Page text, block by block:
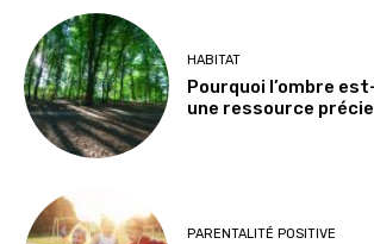
HABITAT
Pourquoi l’ombre
une ressource
PARENTALITÉ POSITIVE